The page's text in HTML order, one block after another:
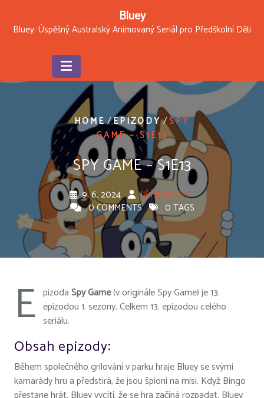
content
Bluey
Bluey: Úspěšný Australský Animovaný Seriál pro Předškolní Děti
HOME/EPIZODY/SPY
GAME – S1E13
SPY GAME – S1E13
9. 6. 2024
JIŘÍ BOROVÝ
0 COMMENTS
0 TAGS
E pizodaSpy Game(v originále Spy Game) je 13.
epizodou 1. sezony. Celkem 13. epizodou celého
seriálu.
Obsah epizody:
Během společného grilování v parku hraje Bluey se svými
kamarády hru a předstírá, že jsou špioni na misi. Když Bingo